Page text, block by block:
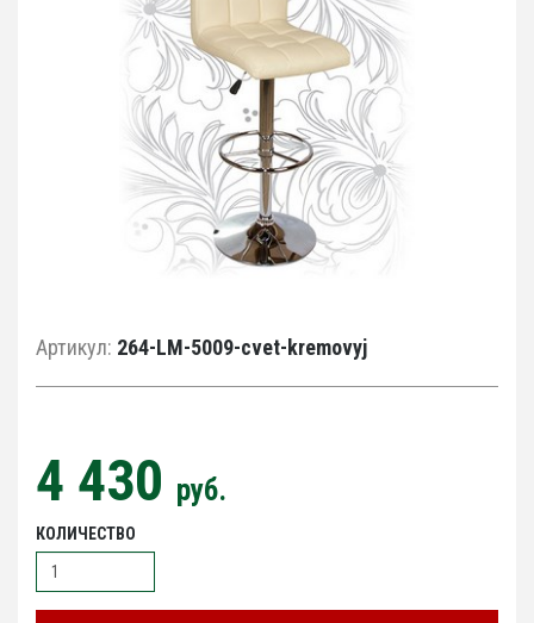
Артикул: 264-LM-5009-cvet-kremovyj
4 430 руб.
КОЛИЧЕСТВО